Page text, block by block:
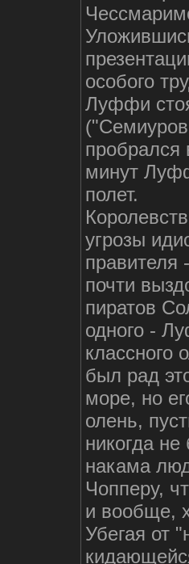
особого
Луффи
пробрался
минут
полет.
угрозы
правителя
почти
пиратов
одного -
классного
был рад
море, но
олень,
никогда
накама
Чопперу,
и вообще,
Убегая от